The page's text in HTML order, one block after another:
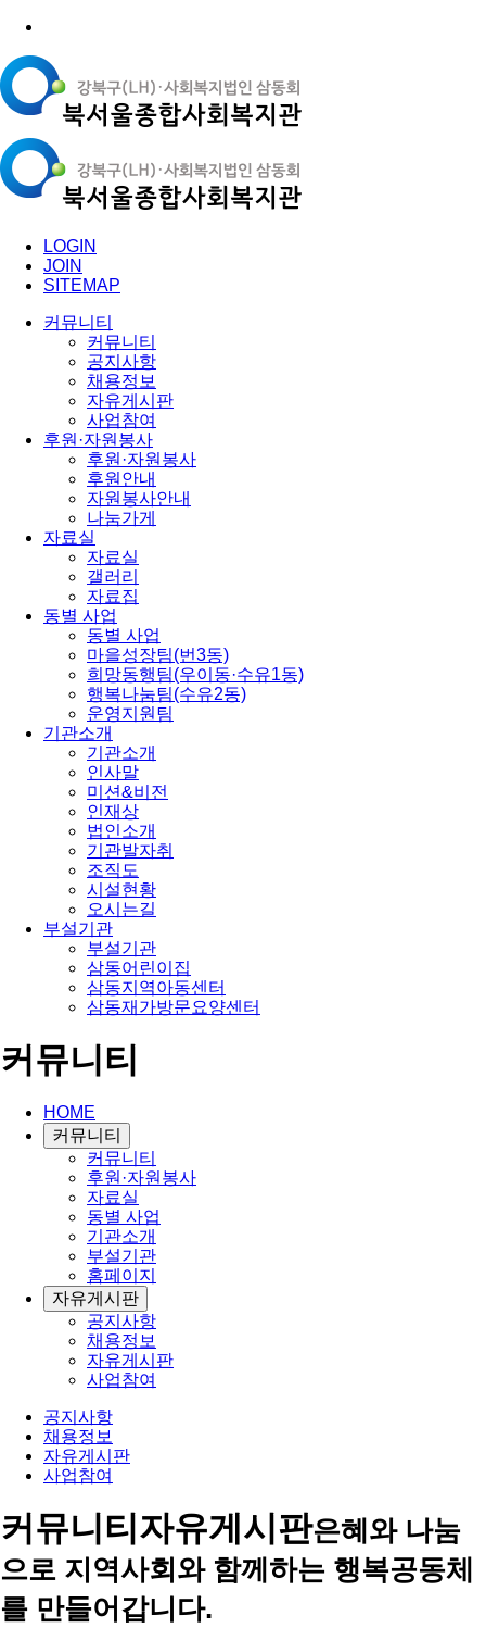
LOGIN
JOIN
SITEMAP
커뮤니티
커뮤니티
공지사항
채용정보
자유게시판
사업참여
후원·자원봉사
후원·자원봉사
후원안내
자원봉사안내
나눔가게
자료실
자료실
갤러리
자료집
동별 사업
동별 사업
마을성장팀(번3동)
희망동행팀(우이동·수유1동)
행복나눔팀(수유2동)
운영지원팀
기관소개
기관소개
인사말
미션&비전
인재상
법인소개
기관발자취
조직도
시설현황
오시는길
부설기관
부설기관
삼동어린이집
삼동지역아동센터
삼동재가방문요양센터
커뮤니티
HOME
커뮤니티
커뮤니티
후원·자원봉사
자료실
동별 사업
기관소개
부설기관
홈페이지
자유게시판
공지사항
채용정보
자유게시판
사업참여
공지사항
채용정보
자유게시판
사업참여
커뮤니티자유게시판은혜와 나눔
으로 지역사회와 함께하는 행복공동체
를 만들어갑니다.